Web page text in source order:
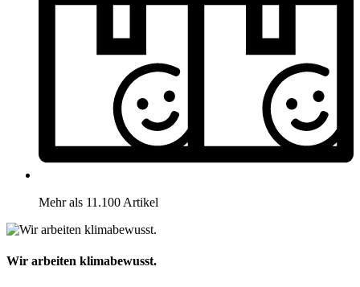
Mehr als 11.100 Artikel
Wir arbeiten klimabewusst.